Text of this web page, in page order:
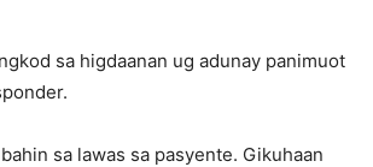
sa higdaanan ug adunay panimuot
sa lawas sa pasyente. Gikuhaan